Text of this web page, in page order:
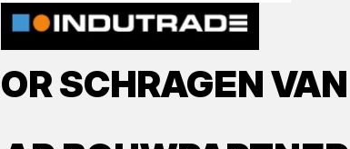
SCHRAGENVAN